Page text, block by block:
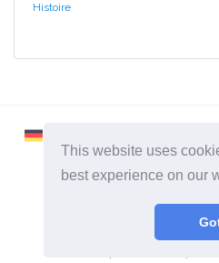
This website uses
best experience on our
Histoire
2026 ©
Toutes